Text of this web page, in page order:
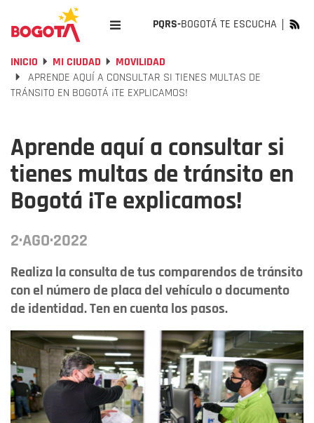
PQRS-BOGOTÁ TE ESCUCHA
INICIO MI CIUDAD
MOVILIDAD
APRENDE AQUÍ A CONSULTAR SI TIENES MULTAS DE
TRÁNSITO EN BOGOTÁ ¡TE EXPLICAMOS!
Aprende aquí a consultar si
tienes multas de tránsito en
Bogotá ¡Te explicamos!
2·AGO·2022
Realiza la consulta de tus comparendos de tránsito
con el número de placa del vehículo o documento
de identidad. Ten en cuenta los pasos.